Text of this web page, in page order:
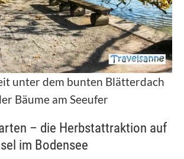
unter dem bunten Blätterdach
Bäume am Seeufer
– die Herbstattraktion auf
im Bodensee